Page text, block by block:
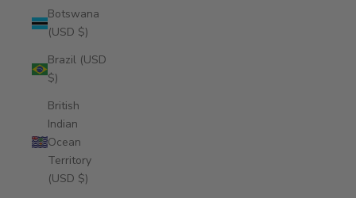
Botswana
(USD $)
Brazil (USD
$)
British
Indian
Ocean
Territory
(USD $)